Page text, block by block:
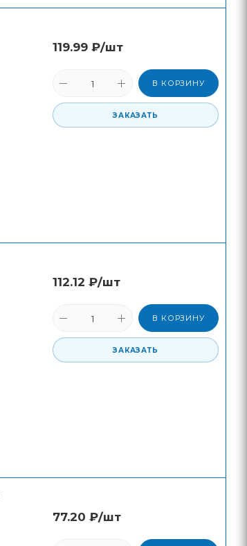
119.99 ₽/шт
В КОРЗИНУ
ЗАКАЗАТЬ
112.12 ₽/шт
В КОРЗИНУ
ЗАКАЗАТЬ
77.20 ₽/шт